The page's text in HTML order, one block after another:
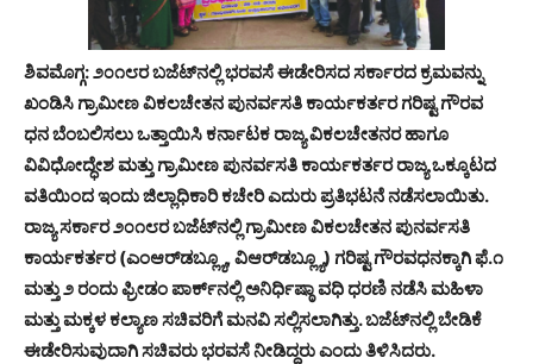
ಶಿವಮೊಗ್ಗ: ೨೦೧೮ರ ಬಜೆಟ್‌ನಲ್ಲಿ ಭರವಸೆ ಈಡೇರಿಸದ ಸರ್ಕಾರದ ಕ್ರಮವನ್ನು
ಖಂಡಿಸಿ ಗ್ರಾಮೀಣ ವಿಕಲಚೇತನ ಪುನರ್ವಸತಿ ಕಾರ್ಯಕರ್ತರ ಗರಿಷ್ಟ ಗೌರವ
ಧನ ಬೆಂಬಲಿಸಲು ಒತ್ತಾಯಿಸಿ ಕರ್ನಾಟಕ ರಾಜ್ಯ ವಿಕಲಚೇತನರ ಹಾಗೂ
ವಿವಿಧೋದ್ಧೇಶ ಮತ್ತು ಗ್ರಾಮೀಣ ಪುನರ್ವಸತಿ ಕಾರ್ಯಕರ್ತರ ರಾಜ್ಯ ಒಕ್ಕೂಟದ
ವತಿಯಿಂದ ಇಂದು ಜಿಲ್ಲಾಧಿಕಾರಿ ಕಚೇರಿ ಎದುರು ಪ್ರತಿಭಟನೆ ನಡೆಸಲಾಯಿತು.
ರಾಜ್ಯ ಸರ್ಕಾರ ೨೦೧೮ರ ಬಜೆಟ್‌ನಲ್ಲಿ ಗ್ರಾಮೀಣ ವಿಕಲಚೇತನ ಪುನರ್ವಸತಿ
ಕಾರ್ಯಕರ್ತರ (ಎಂಆರ್‌ಡಬ್ಲ್ಯೂ, ವಿಆರ್‌ಡಬ್ಲ್ಯೂ) ಗರಿಷ್ಟ ಗೌರವಧನಕ್ಕಾಗಿ ಫೆ.೧
ಮತ್ತು ೨ ರಂದು ಫ್ರೀಡಂ ಪಾರ್ಕ್‌ನಲ್ಲಿ ಅನಿರ್ಧಿಷ್ಠಾ ವಧಿ ಧರಣಿ ನಡೆಸಿ ಮಹಿಳಾ
ಮತ್ತು ಮಕ್ಕಳ ಕಲ್ಯಾಣ ಸಚಿವರಿಗೆ ಮನವಿ ಸಲ್ಲಿಸಲಾಗಿತ್ತು. ಬಜೆಟ್‌ನಲ್ಲಿ ಬೇಡಿಕೆ
ಈಡೇರಿಸುವುದಾಗಿ ಸಚಿವರು ಭರವಸೆ ನೀಡಿದ್ದರು ಎಂದು ತಿಳಿಸಿದರು.